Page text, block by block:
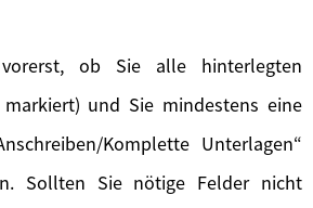
ob Sie alle hinterlegten
und Sie mindestens eine
Komplette Unterlagen“
Sollten Sie nötige Felder nicht